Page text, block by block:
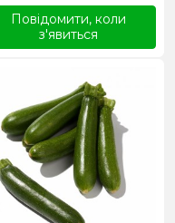
Повідомити, коли
з'явиться